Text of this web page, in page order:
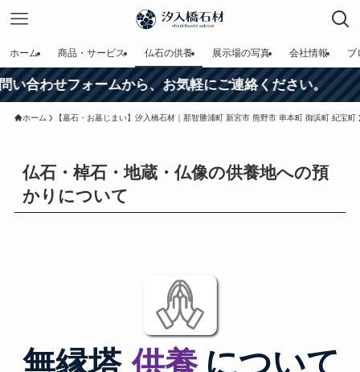
ホーム 商品・サービス 仏石の供養 展示場の写真 会社情報 ブ
から、お気軽にご連絡ください。
ホーム 【墓石・お墓じまい】汐入橋石材｜那智勝浦町 新宮市 熊野市 串本町 御浜町 紀宝町
仏石・棹石・地蔵・仏像の供養地への預
かりについて